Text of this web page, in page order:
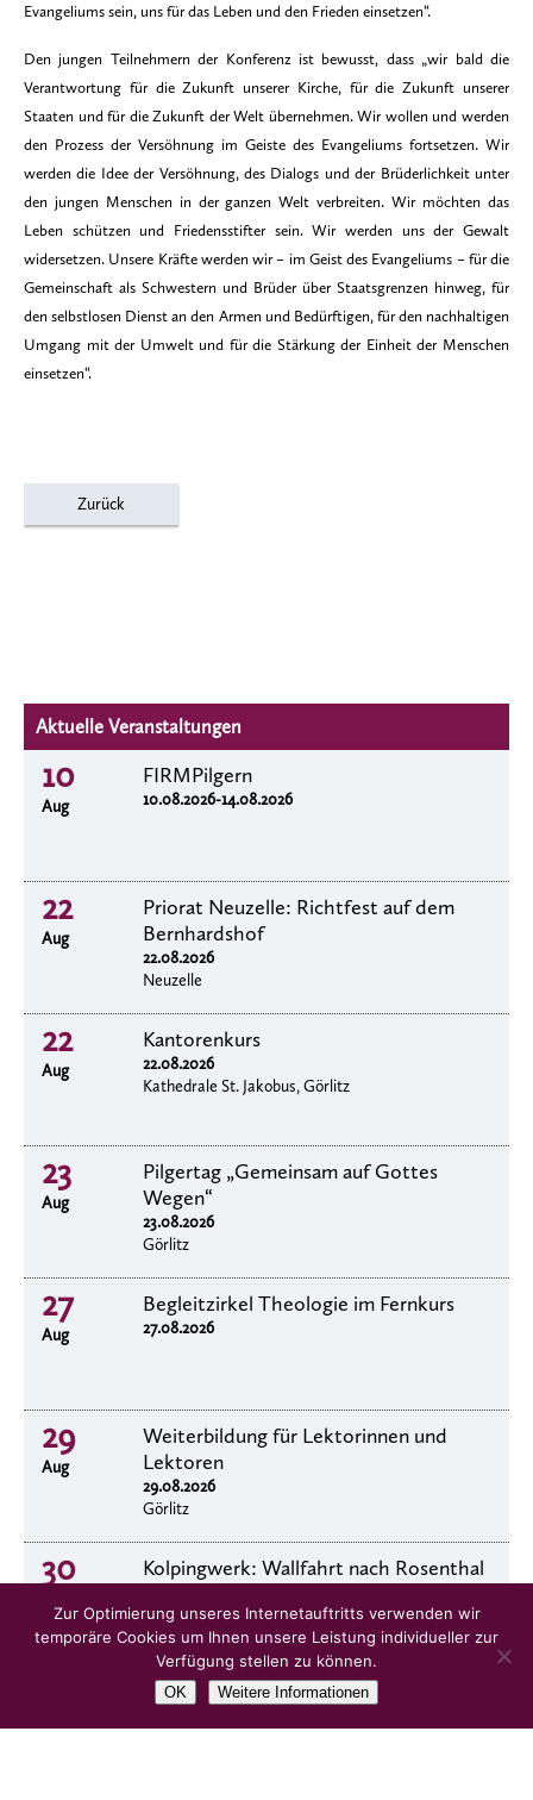
Evangeliums sein, uns für das Leben und den Frieden einsetzen“.
Den jungen Teilnehmern der Konferenz ist bewusst, dass „wir bald die
Verantwortung für die Zukunft unserer Kirche, für die Zukunft unserer
Staaten und für die Zukunft der Welt übernehmen. Wir wollen und werden
den Prozess der Versöhnung im Geiste des Evangeliums fortsetzen. Wir
werden die Idee der Versöhnung, des Dialogs und der Brüderlichkeit unter
den jungen Menschen in der ganzen Welt verbreiten. Wir möchten das
Leben schützen und Friedensstifter sein. Wir werden uns der Gewalt
widersetzen. Unsere Kräfte werden wir – im Geist des Evangeliums – für die
Gemeinschaft als Schwestern und Brüder über Staatsgrenzen hinweg, für
den selbstlosen Dienst an den Armen und Bedürftigen, für den nachhaltigen
Umgang mit der Umwelt und für die Stärkung der Einheit der Menschen
einsetzen“.
Zurück
Aktuelle Veranstaltungen
10
Aug
FIRMPilgern
10.08.2026-14.08.2026
22
Aug
Priorat Neuzelle: Richtfest auf dem
Bernhardshof
22.08.2026
Neuzelle
22
Aug
Kantorenkurs
22.08.2026
Kathedrale St. Jakobus, Görlitz
23
Aug
Pilgertag „Gemeinsam auf Gottes
Wegen“
23.08.2026
Görlitz
27
Aug
Begleitzirkel Theologie im Fernkurs
27.08.2026
29
Aug
Weiterbildung für Lektorinnen und
Lektoren
29.08.2026
Görlitz
30 Kolpingwerk: Wallfahrt nach Rosenthal
alle Veranstaltungen
Zur Optimierung unseres Internetauftritts verwenden wir
temporäre Cookies um Ihnen unsere Leistung individueller zur
Verfügung stellen zu können.
OK Weitere Informationen